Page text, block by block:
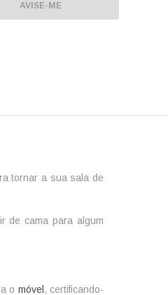
AVISE-ME
tornar a sua sala de
de cama para algum
o móvel , certificando-